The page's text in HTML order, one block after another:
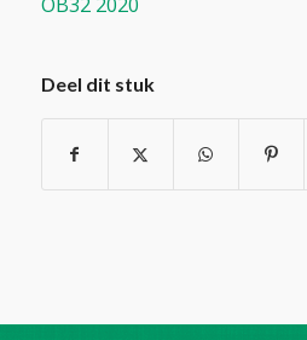
Deel dit stuk